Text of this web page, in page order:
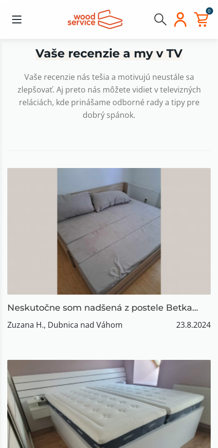
0
Vaše recenzie a my v TV
Vaše recenzie nás tešia a motivujú neustále sa
zlepšovať. Aj preto nás môžete vidiet v televizných
reláciách, kde prinášame odborné rady a tipy pre
dobrý spánok.
Neskutočne som nadšená z postele Betka...
Zuzana H., Dubnica nad Váhom
23.8.2024